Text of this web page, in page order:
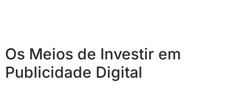
Os Meios de Investir em
Publicidade Digital